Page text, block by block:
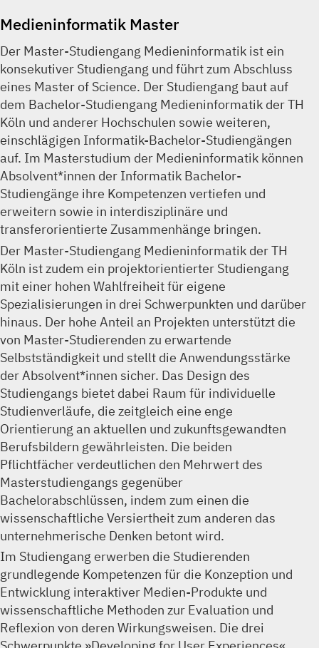
Medieninformatik Master
Der Master-Studiengang Medieninformatik ist ein
konsekutiver Studiengang und führt zum Abschluss
eines Master of Science. Der Studiengang baut auf
dem Bachelor-Studiengang Medieninformatik der TH
Köln und anderer Hochschulen sowie weiteren,
einschlägigen Informatik-Bachelor-Studiengängen
auf. Im Masterstudium der Medieninformatik können
Absolvent*innen der Informatik Bachelor-
Studiengänge ihre Kompetenzen vertiefen und
erweitern sowie in interdisziplinäre und
transferorientierte Zusammenhänge bringen.
Der Master-Studiengang Medieninformatik der TH
Köln ist zudem ein projektorientierter Studiengang
mit einer hohen Wahlfreiheit für eigene
Spezialisierungen in drei Schwerpunkten und darüber
hinaus. Der hohe Anteil an Projekten unterstützt die
von Master-Studierenden zu erwartende
Selbstständigkeit und stellt die Anwendungsstärke
der Absolvent*innen sicher. Das Design des
Studiengangs bietet dabei Raum für individuelle
Studienverläufe, die zeitgleich eine enge
Orientierung an aktuellen und zukunftsgewandten
Berufsbildern gewährleisten. Die beiden
Pflichtfächer verdeutlichen den Mehrwert des
Masterstudiengangs gegenüber
Bachelorabschlüssen, indem zum einen die
wissenschaftliche Versiertheit zum anderen das
unternehmerische Denken betont wird.
Im Studiengang erwerben die Studierenden
grundlegende Kompetenzen für die Konzeption und
Entwicklung interaktiver Medien-Produkte und
wissenschaftliche Methoden zur Evaluation und
Reflexion von deren Wirkungsweisen. Die drei